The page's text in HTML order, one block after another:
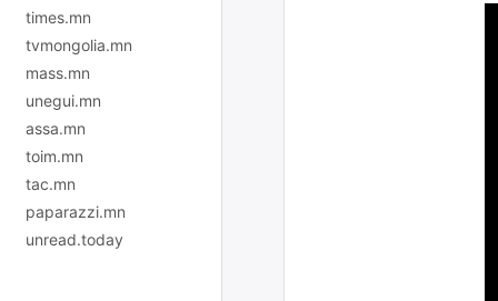
times.mn
tvmongolia.mn
mass.mn
unegui.mn
assa.mn
toim.mn
tac.mn
paparazzi.mn
unread.today